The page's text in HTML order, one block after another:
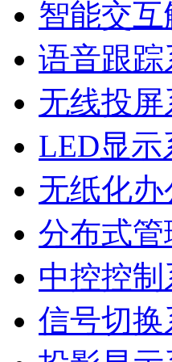
智能交
语音跟踪
无线投
LED显示
无纸化
分布式
中控控
信号切换